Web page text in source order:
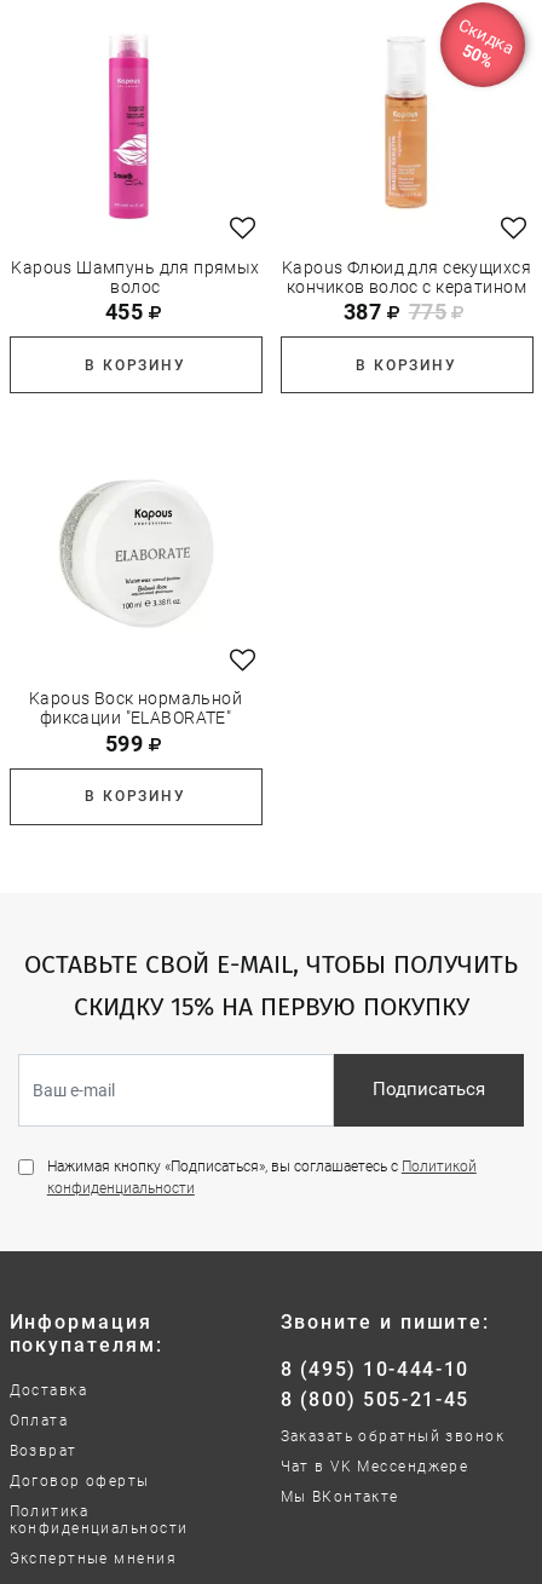
Kapous Шампунь для прямых
волос
455
В КОРЗИНУ
Скидка
50%
Kapous Флюид для секущихся
кончиков волос с кератином
387 775
В КОРЗИНУ
Kapous Воск нормальной
фиксации "ELABORATE"
599
В КОРЗИНУ
ОСТАВЬТЕ СВОЙ E-MAIL, ЧТОБЫ ПОЛУЧИТЬ
СКИДКУ 15% НА ПЕРВУЮ ПОКУПКУ
Подписаться
Нажимая кнопку «Подписаться», вы соглашаетесь с Политикой
конфиденциальности
Информация
покупателям:
Доставка
Оплата
Возврат
Договор оферты
Политика
конфиденциальности
Экспертные мнения
Звоните и пишите:
8 (495) 10-444-10
8 (800) 505-21-45
Заказать обратный звонок
Чат в VK Мессенджере
Мы ВКонтакте